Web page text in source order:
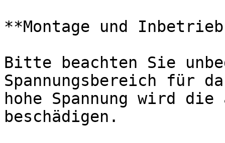
**Montage und
Bitte beachten Sie
Spannungsbereich für
hohe Spannung wird die
beschädigen.